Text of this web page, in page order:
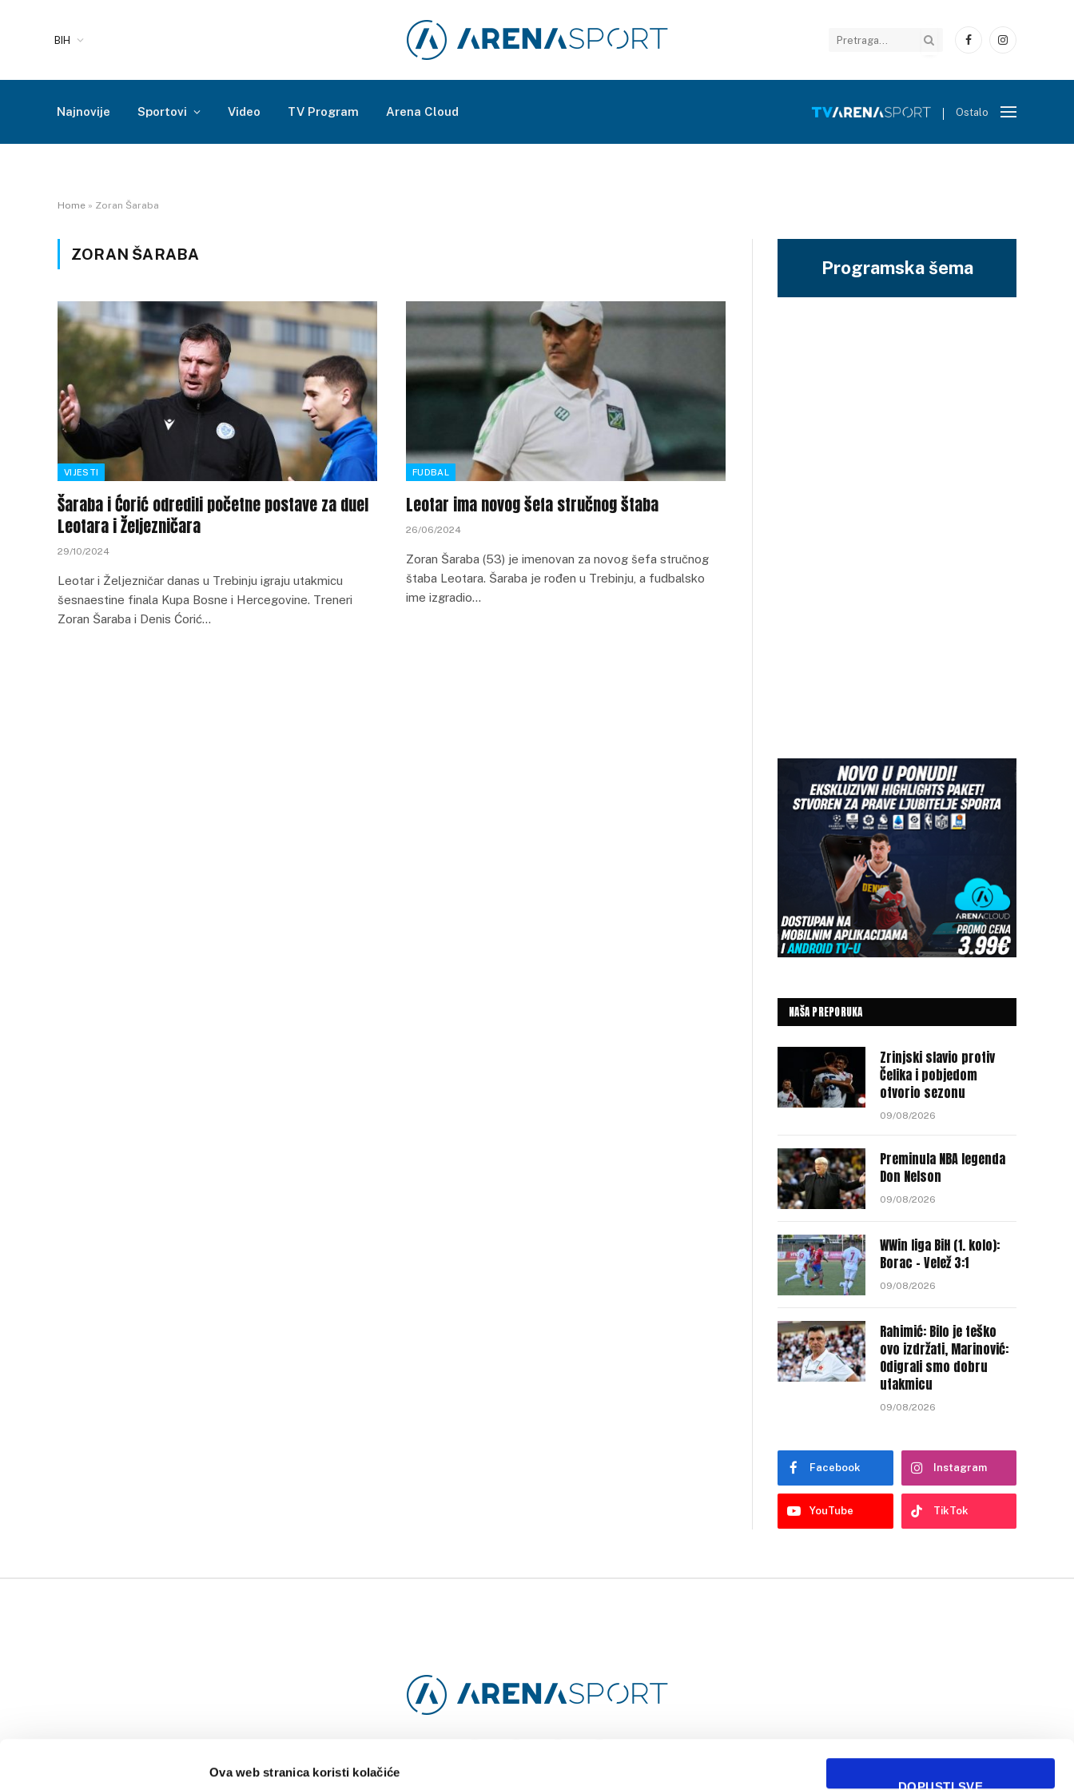
Ova web stranica koristi kolačiće
DOPUSTI SVE
BIH
FacebookInstagram
Najnovije Sportovi Video TV Program Arena Cloud Ostalo
Home » Zoran Šaraba
ZORAN ŠARABA
VIJESTI
Šaraba i Ćorić odredili početne postave za duel
Leotara i Željezničara
29/10/2024
Leotar i Željezničar danas u Trebinju igraju utakmicu
šesnaestine finala Kupa Bosne i Hercegovine. Treneri
Zoran Šaraba i Denis Ćorić…
FUDBAL
Leotar ima novog šefa stručnog štaba
26/06/2024
Zoran Šaraba (53) je imenovan za novog šefa stručnog
štaba Leotara. Šaraba je rođen u Trebinju, a fudbalsko
ime izgradio…
Programska šema
NAŠA PREPORUKA
Zrinjski slavio protiv
Čelika i pobjedom
otvorio sezonu
09/08/2026
Preminula NBA legenda
Don Nelson
09/08/2026
WWin liga BiH (1. kolo):
Borac – Velež 3:1
09/08/2026
Rahimić: Bilo je teško
ovo izdržati, Marinović:
Odigrali smo dobru
utakmicu
09/08/2026
Facebook Instagram
YouTube TikTok